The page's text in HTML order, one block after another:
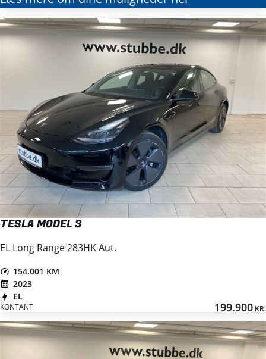
TESLA MODEL 3
EL Long Range 283HK Aut.
154.001 KM
2023
EL
KONTANT 199.900 KR.